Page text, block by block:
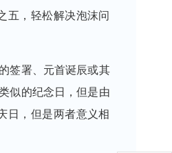
五，轻松解决泡沫问
签署、元首诞辰或其
似的纪念日，但是由
日，但是两者意义相